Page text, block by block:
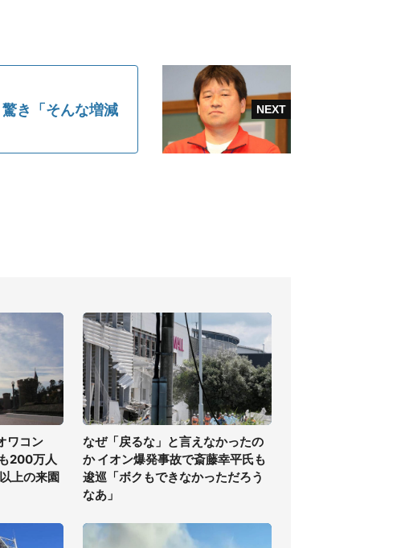
き「そんな増減
ワコン
200万人
上の来園
なぜ「戻るな」と言えなかったの
か イオン爆発事故で斎藤幸平氏も
逡巡「ボクもできなかっただろう
なあ」